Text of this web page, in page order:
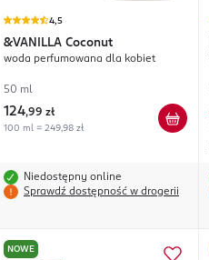
4,5
&VANILLA Coconut
woda perfumowana dla kobiet
50 ml
124,99 zł
100 ml = 249,98 zł
Niedostępny online
Sprawdź dostępność w drogerii
NOWE